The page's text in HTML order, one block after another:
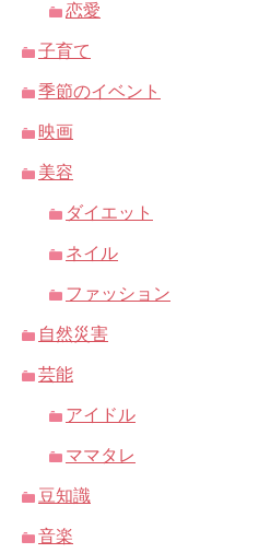
恋愛
子育て
季節のイベント
映画
美容
ダイエット
ネイル
ファッション
自然災害
芸能
アイドル
ママタレ
豆知識
音楽